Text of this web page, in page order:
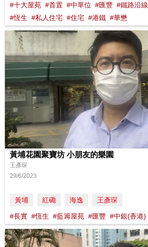
#十大屋苑 #首置 #中單位 #匯豐 #鐵路沿線
#恆生 #私人住宅 #住宅 #港鐵 #華懋
黃埔花園聚寶坊 小朋友的樂園
王彥琛
29/6/2023
黃埔 紅磡 海逸 王彥琛
#長實 #恆生 #藍籌屋苑 #匯豐 #中銀(香港)